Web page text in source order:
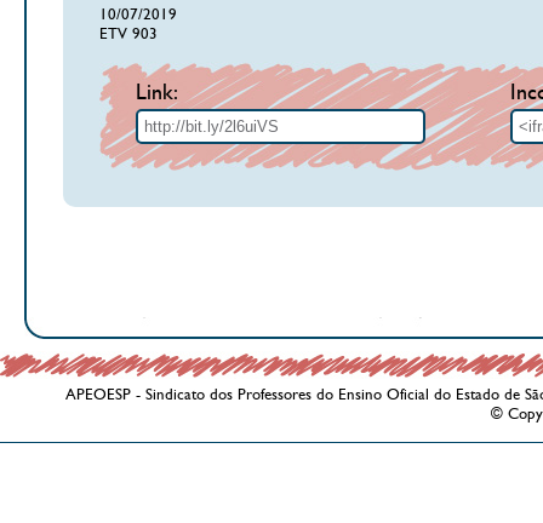
10/07/2019
ETV 903
Link:
APEOESP - Sindicato dos Professores do Ensino Oficial do Estado de
©